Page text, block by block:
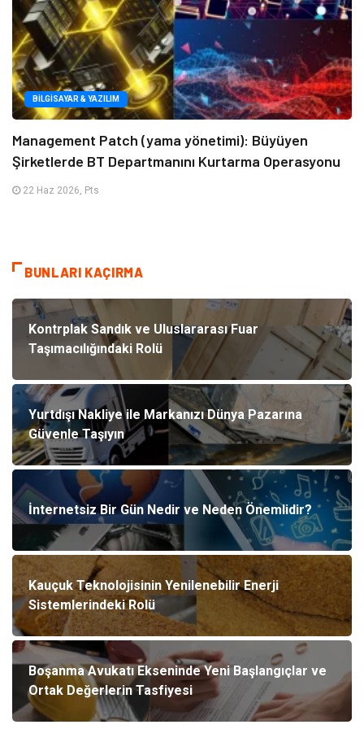
BILGISAYAR & YAZILIM
Management Patch (yama yönetimi): Büyüyen
Şirketlerde BT Departmanını Kurtarma Operasyonu
22 Haz 2026, Pts
BUNLARI KAÇIRMA
Kontrplak Sandık ve Uluslararası Fuar
Taşımacılığındaki Rolü
Yurtdışı Nakliye ile Markanızı Dünya Pazarına
Güvenle Taşıyın
İnternetsiz Bir Gün Nedir ve Neden Önemlidir?
Kauçuk Teknolojisinin Yenilenebilir Enerji
Sistemlerindeki Rolü
Boşanma Avukatı Ekseninde Yeni Başlangıçlar ve
Ortak Değerlerin Tasfiyesi